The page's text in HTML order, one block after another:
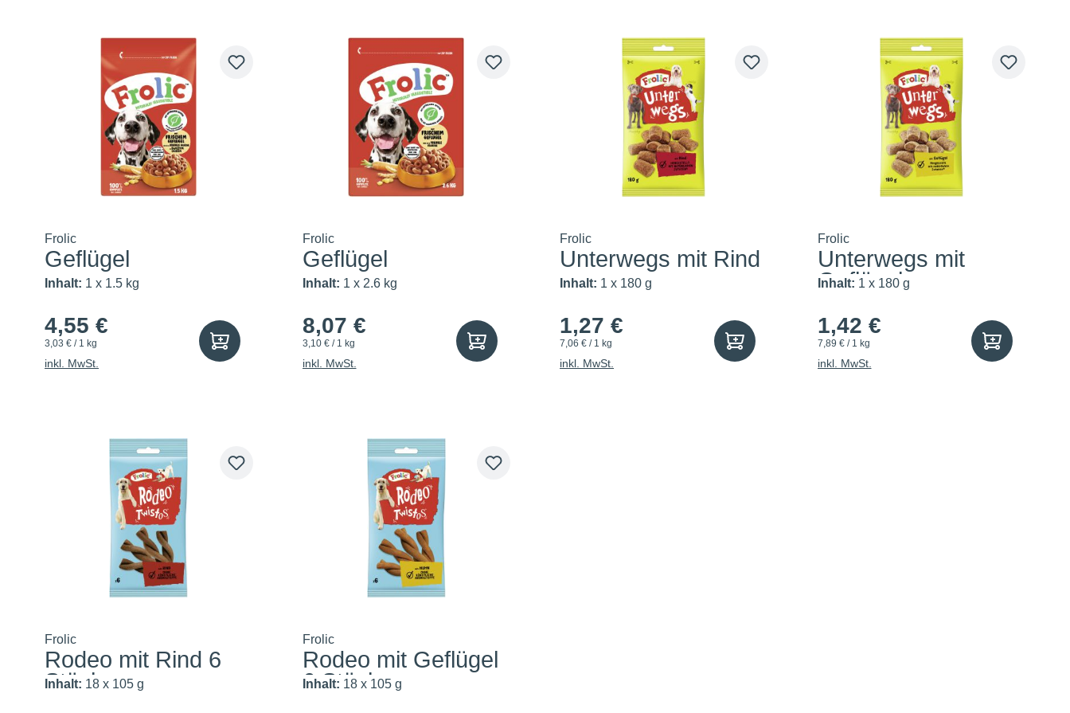
Frolic
Geflügel
Inhalt: 1 x 1.5 kg
4,55 €
3,03 € / 1 kg
inkl. MwSt.
Frolic
Geflügel
Inhalt: 1 x 2.6 kg
8,07 €
3,10 € / 1 kg
inkl. MwSt.
Frolic
Unterwegs mit Rind
Inhalt: 1 x 180 g
1,27 €
7,06 € / 1 kg
inkl. MwSt.
Frolic
Unterwegs mit
Geflügel
Inhalt: 1 x 180 g
1,42 €
7,89 € / 1 kg
inkl. MwSt.
Frolic
Rodeo mit Rind 6
Stück
Inhalt: 18 x 105 g
Frolic
Rodeo mit Geflügel
6 Stück
Inhalt: 18 x 105 g